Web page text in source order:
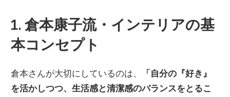
1. 倉本康子流・インテリアの基
本コンセプト
倉本さんが大切にしているのは、
「自分の『好き』
を活かしつつ、生活感と清潔感のバランスをとるこ